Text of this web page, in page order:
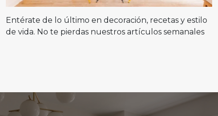
Entérate de lo último en decoración, recetas y estilo
de vida. No te pierdas nuestros artículos semanales